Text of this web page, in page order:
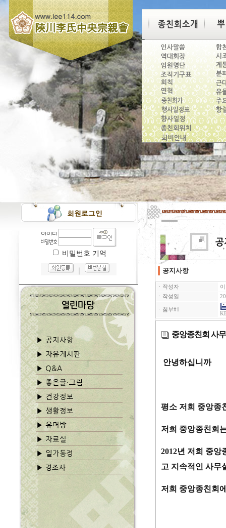
비밀번호 기억
공지사항
ㆍ작성자
ㆍ작성일
ㆍ첨부#1
중앙종친회 사
안녕하십니까
평소 저희 중앙종
저희 중앙종친회
2012년 저희 중앙
고 지속적인 사무
저희 중앙종친회